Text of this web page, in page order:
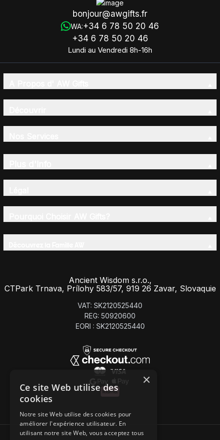
bonjour@awgifts.fr
WA:+34 6 78 50 20 46
+34 6 78 50 20 46
Lundi au Vendredi 8h-16h
Ancient Wisdom s.r.o.,
CTPark Trnava, Prílohy 583/57, 919 26 Zavar, Slovaquie
VAT: SK2120525440
REG: 50920600
EORI : SK2120525440
×
Ce site Web utilise des
cookies
Notre site Web utilise des cookies pour
améliorer l'expérience utilisateur. En
utilisant notre site Web, vous acceptez tous